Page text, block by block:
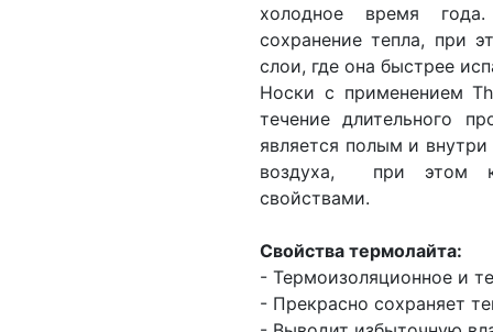
холодное время
сохранение тепла, при
слои, где она быстрее
Носки с применением
течение длительного
является полым и
воздуха, при этом
свойствами.
Свойства термолайта:
- Термоизоляционное и
- Прекрасно сохраняет